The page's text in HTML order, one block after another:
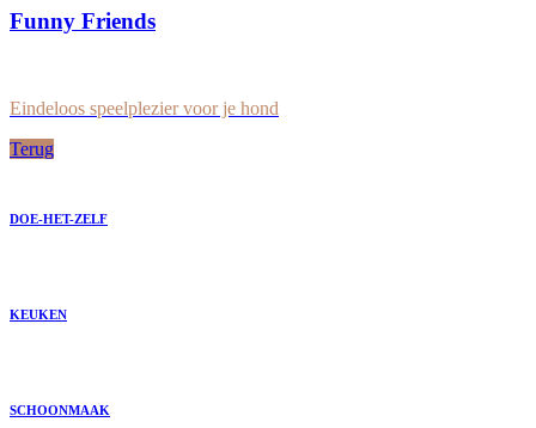
Funny Friends
Eindeloos speelplezier voor je hond
Terug
DOE-HET-ZELF
KEUKEN
SCHOONMAAK